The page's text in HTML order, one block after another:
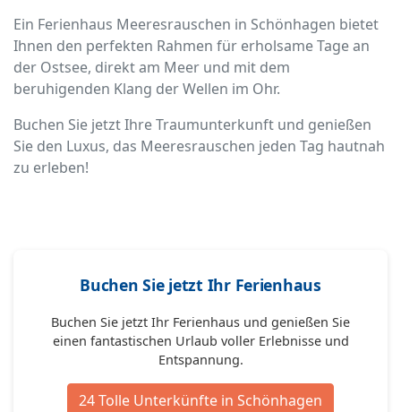
Ein Ferienhaus Meeresrauschen in Schönhagen bietet
Ihnen den perfekten Rahmen für erholsame Tage an
der Ostsee, direkt am Meer und mit dem
beruhigenden Klang der Wellen im Ohr.
Buchen Sie jetzt Ihre Traumunterkunft und genießen
Sie den Luxus, das Meeresrauschen jeden Tag hautnah
zu erleben!
Buchen Sie jetzt Ihr Ferienhaus
Buchen Sie jetzt Ihr Ferienhaus und genießen Sie
einen fantastischen Urlaub voller Erlebnisse und
Entspannung.
24 Tolle Unterkünfte in Schönhagen